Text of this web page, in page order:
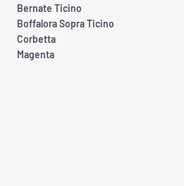
Bernate Ticino
Boffalora Sopra Ticino
Corbetta
Magenta